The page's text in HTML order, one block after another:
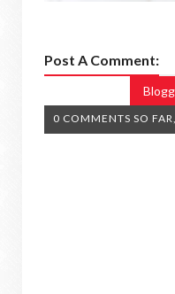
Post A Comment:
0 COMMENTS SO